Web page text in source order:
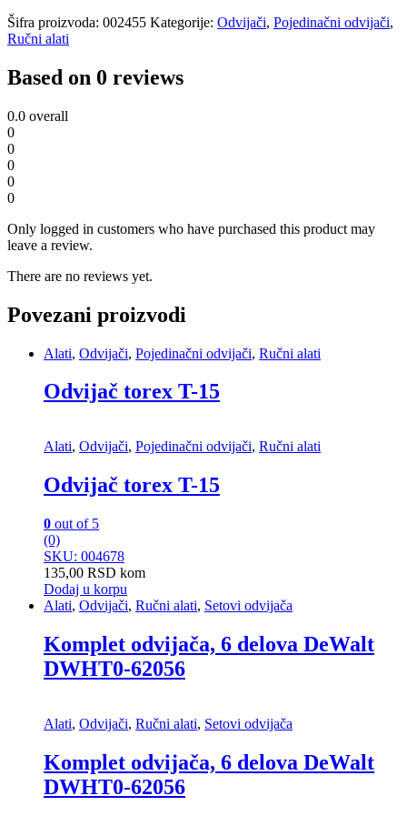
Šifra proizvoda: 002455 Kategorije: Odvijači, Pojedinačni odvijači,
Ručni alati
Based on 0 reviews
0.0 overall
0
0
0
0
0
Only logged in customers who have purchased this product may
leave a review.
There are no reviews yet.
Povezani proizvodi
Alati, Odvijači, Pojedinačni odvijači, Ručni alati
Odvijač torex T-15
Alati, Odvijači, Pojedinačni odvijači, Ručni alati
Odvijač torex T-15
0 out of 5
(0)
SKU: 004678
135,00 RSD kom
Dodaj u korpu
Alati, Odvijači, Ručni alati, Setovi odvijača
Komplet odvijača, 6 delova DeWalt
DWHT0-62056
Alati, Odvijači, Ručni alati, Setovi odvijača
Komplet odvijača, 6 delova DeWalt
DWHT0-62056